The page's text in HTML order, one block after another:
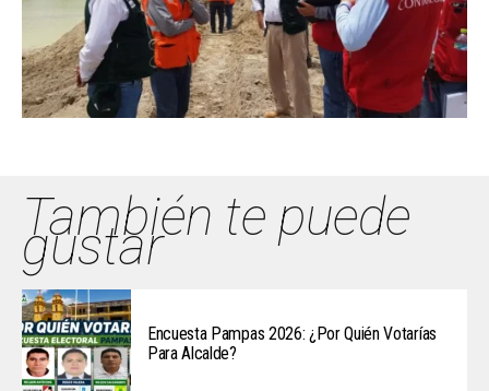
También te puede
gustar
Encuesta Pampas 2026: ¿Por Quién Votarías
Para Alcalde?